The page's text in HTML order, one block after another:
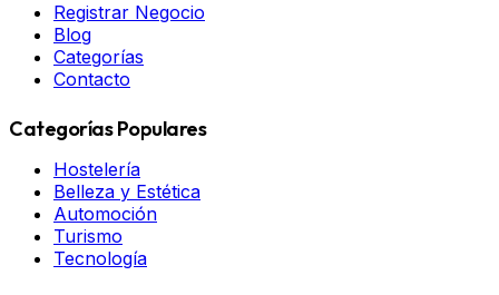
Registrar Negocio
Blog
Categorías
Contacto
Categorías Populares
Hostelería
Belleza y Estética
Automoción
Turismo
Tecnología